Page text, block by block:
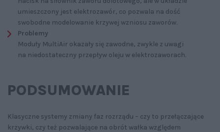
umieszczony jest elektrozawór, co pozwala na dość
swobodne modelowanie krzywej wzniosu zaworów.
Problemy
Moduły MultiAir okazały się zawodne, zwykle z uwagi
na niedostateczny przepływ oleju w elektrozaworach.
PODSUMOWANIE
Klasyczne systemy zmiany faz rozrządu – czy to przełączające
krzywki, czy też pozwalające na obrót wałka względem